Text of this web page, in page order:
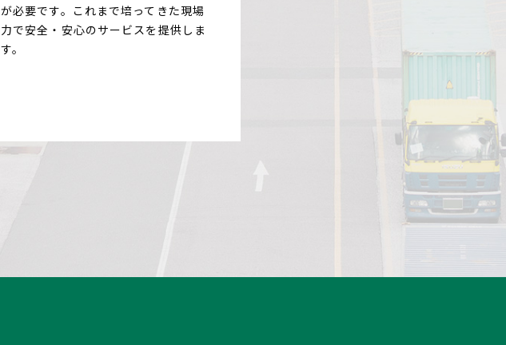
が必要です。これまで培ってきた現場
力で安全・安心のサービスを提供しま
す。